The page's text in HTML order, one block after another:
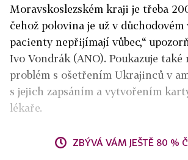
Moravskoslezském kraji je třeba
čehož polovina je už v důchodovém
pacienty nepřijímají vůbec,“
Ivo Vondrák (ANO). Poukazuje také
problém s ošetřením Ukrajinců v
s jejich zapsáním a vytvořením
lékaře.
ZBÝVÁ VÁM JEŠTĚ 80 %